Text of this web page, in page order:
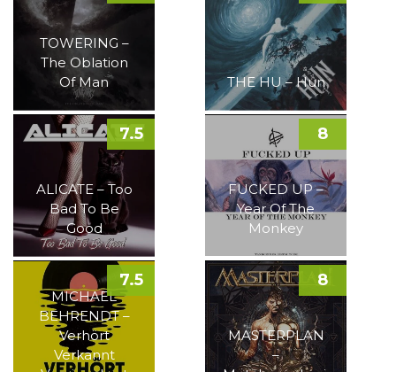
TOWERING –
The Oblation
Of Man
THE HU – Hun
ALICATE – Too
Bad To Be
Good
7.5
FUCKED UP –
Year Of The
Monkey
8
MICHAEL
BEHRENDT –
Verhört
Verkannt
7.5
MASTERPLAN
–
8